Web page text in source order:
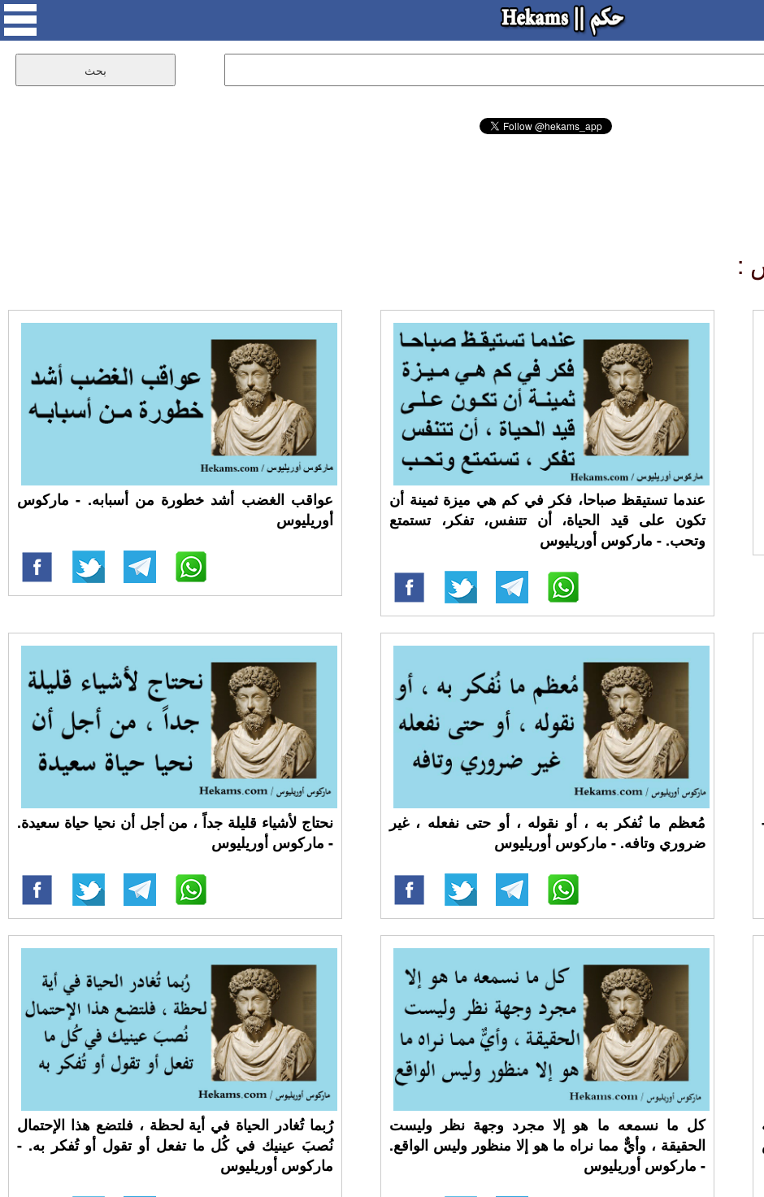
عواقب الغضب أشد خطورة من أسبابه. - ماركوس
أوريليوس
عندما تستيقظ صباحا، فكر في كم هي ميزة ثمينة أن
تكون على قيد الحياة، أن تتنفس، تفكر، تستمتع
وتحب. - ماركوس أوريليوس
نحتاج لأشياء قليلة جداً ، من أجل أن نحيا حياة سعيدة.
- ماركوس أوريليوس
مُعظم ما نُفكر به ، أو نقوله ، أو حتى نفعله ، غير
ضروري وتافه. - ماركوس أوريليوس
رُبما تُغادر الحياة في أية لحظة ، فلتضع هذا الإحتمال
نُصبَ عينيك في كُل ما تفعل أو تقول أو تُفكر به. -
ماركوس أوريليوس
كل ما نسمعه ما هو إلا مجرد وجهة نظر وليست
الحقيقة ، وأيٌّ مما نراه ما هو إلا منظور وليس الواقع.
- ماركوس أوريليوس